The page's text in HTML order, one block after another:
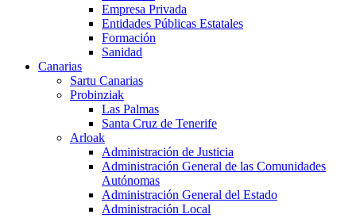
Empresa Privada
Entidades Públicas Estatales
Formación
Sanidad
Canarias
Sartu Canarias
Probinziak
Las Palmas
Santa Cruz de Tenerife
Arloak
Administración de Justicia
Administración General de las Comunidades
Autónomas
Administración General del Estado
Administración Local